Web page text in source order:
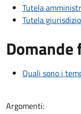
Tutela
Tutela
Quali sono i
Argomenti: